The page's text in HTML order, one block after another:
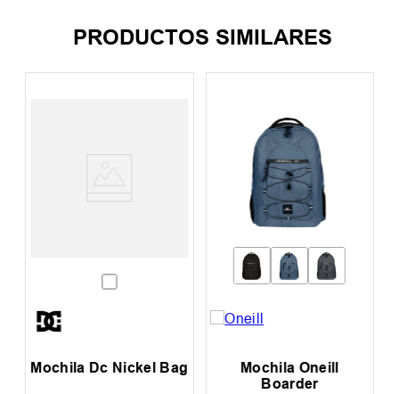
PRODUCTOS SIMILARES
Mochila Dc Nickel Bag
Mochila Oneill
Boarder